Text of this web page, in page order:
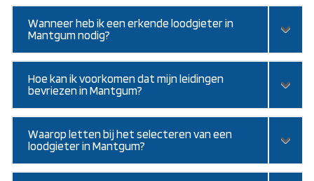
Wanneer heb ik een erkende loodgieter in
Mantgum nodig?
Hoe kan ik voorkomen dat mijn leidingen
bevriezen in Mantgum?
Waarop letten bij het selecteren van een
loodgieter in Mantgum?